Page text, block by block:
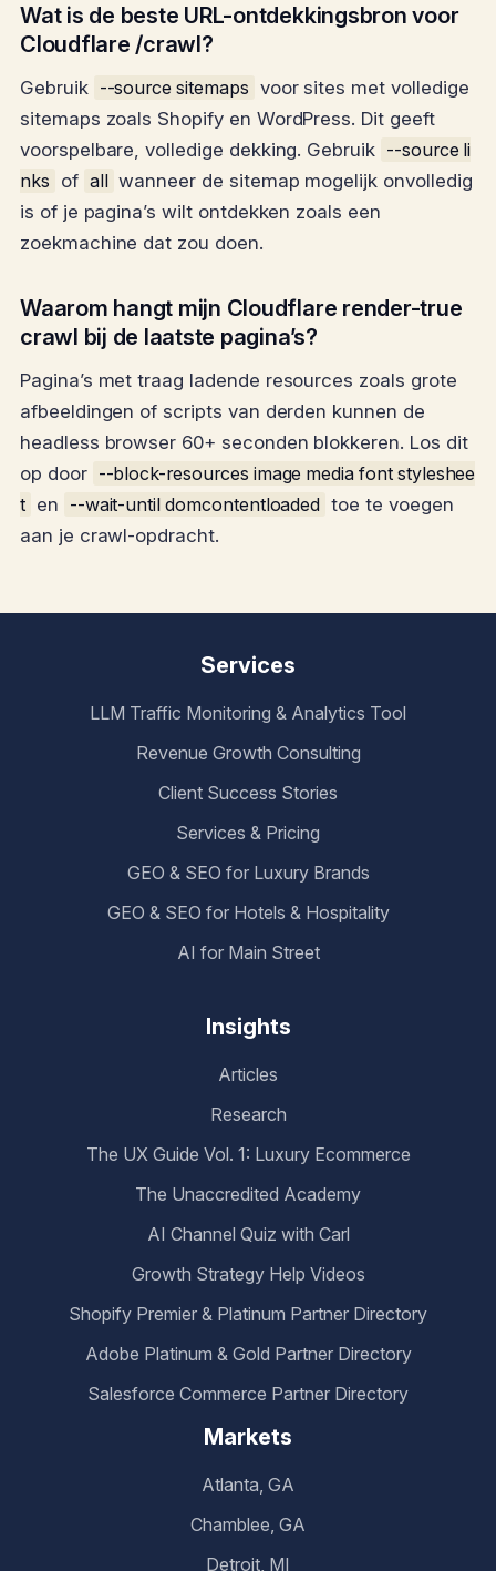
Wat is de beste URL-ontdekkingsbron voor
Cloudflare /crawl?
Gebruik --source sitemaps voor sites met volledige
sitemaps zoals Shopify en WordPress. Dit geeft
voorspelbare, volledige dekking. Gebruik --source li
nks of all wanneer de sitemap mogelijk onvolledig
is of je pagina’s wilt ontdekken zoals een
zoekmachine dat zou doen.
Waarom hangt mijn Cloudflare render-true
crawl bij de laatste pagina’s?
Pagina’s met traag ladende resources zoals grote
afbeeldingen of scripts van derden kunnen de
headless browser 60+ seconden blokkeren. Los dit
op door --block-resources image media font styleshee
t en --wait-until domcontentloaded toe te voegen
aan je crawl-opdracht.
Services
LLM Traffic Monitoring & Analytics Tool
Revenue Growth Consulting
Client Success Stories
Services & Pricing
GEO & SEO for Luxury Brands
GEO & SEO for Hotels & Hospitality
AI for Main Street
Insights
Articles
Research
The UX Guide Vol. 1: Luxury Ecommerce
The Unaccredited Academy
AI Channel Quiz with Carl
Growth Strategy Help Videos
Shopify Premier & Platinum Partner Directory
Adobe Platinum & Gold Partner Directory
Salesforce Commerce Partner Directory
Markets
Atlanta, GA
Chamblee, GA
Detroit, MI